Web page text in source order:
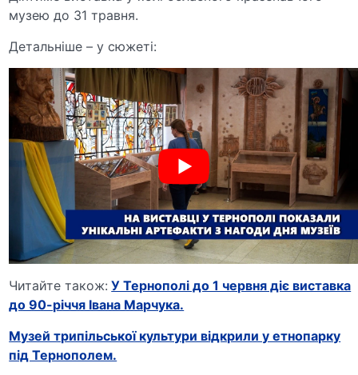
музею до 31 травня.
Детальніше – у сюжеті:
Читайте також: У Тернополі до 1 червня діє виставка
до 90-річчя Івана Марчука.
Музей трипільської культури відкрили у етнопарку
під Тернополем.